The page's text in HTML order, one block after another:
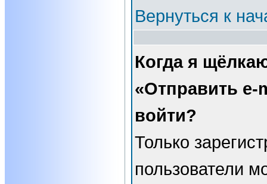
Вернуться к
Когда я
«Отправить e-
войти?
Только
пользователи